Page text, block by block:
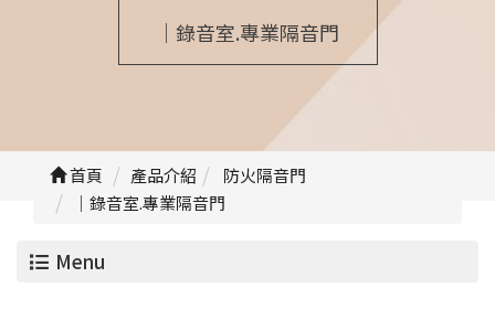
｜錄音室.專業隔音門
首頁 產品介紹
防火隔音門
｜錄音室.專業隔音門
Menu